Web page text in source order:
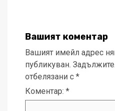
Вашият коментар
Вашият имейл адрес
публикуван.
отбелязани с *
Коментар: *